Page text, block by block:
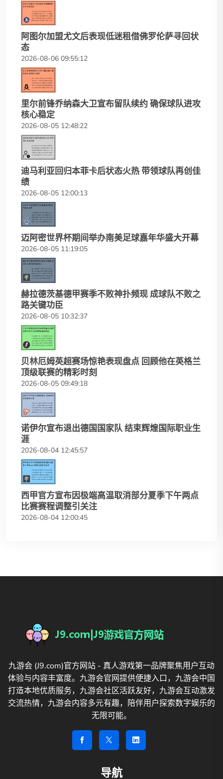
阿图尔加盟尤文后表现低迷租借佛罗伦萨寻回状
态
2026-08-06 09:55:12
里尔前锋乔纳森大卫宣布留队续约 确保球队进攻
核心稳定
2026-08-05 12:48:22
迪马利亚回归本菲卡后状态火热 带领球队再创佳
绩
2026-08-05 12:00:13
迈阿密世界杯期间举办南美足球嘉年华盛大开幕
2026-08-05 11:19:05
赫拉德茨基德甲赛季不败神扑频现 成球队不败之
路关键功臣
2026-08-05 10:32:37
贝林厄姆英超赛场惊艳表现盘点 回顾他在英格兰
顶级联赛的精彩时刻
2026-08-05 09:49:18
诺伊尔宣布退出德国国家队 结束辉煌国际职业生
涯
2026-08-04 12:45:57
西甲官方宣布因极端高温取消部分夏季下午两点
比赛赛程调整引关注
2026-08-04 12:00:45
九游会 (J9.com)官方网站 - 真人游戏第一品牌聚焦用户互动
体验与内容丰富度。九游会官网提供便捷入口，九游会中国
打造本地优质服务，九游会社区活跃友好，九游会互动激发
交流热情，九游会内容多元有趣，陪伴用户探索数字娱乐的
无限可能。
导航